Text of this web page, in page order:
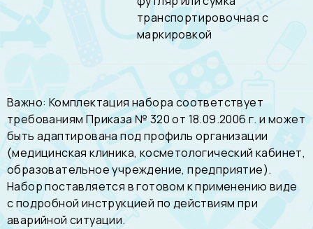
транспортировочная с
маркировкой
Важно: Комплектация набора соответствует
требованиям Приказа № 320 от 18.09.2006 г. и может
быть адаптирована под профиль организации
(медицинская клиника, косметологический кабинет,
образовательное учреждение, предприятие).
Набор поставляется в готовом к применению виде
с подробной инструкцией по действиям при
аварийной ситуации.